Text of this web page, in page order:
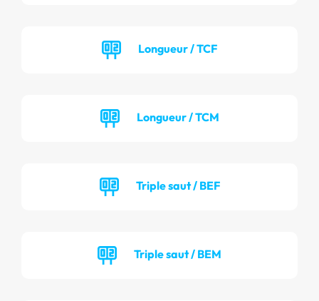
Longueur / TCF
Longueur / TCM
Triple saut / BEF
Triple saut / BEM